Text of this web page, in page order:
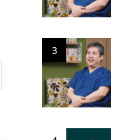
3